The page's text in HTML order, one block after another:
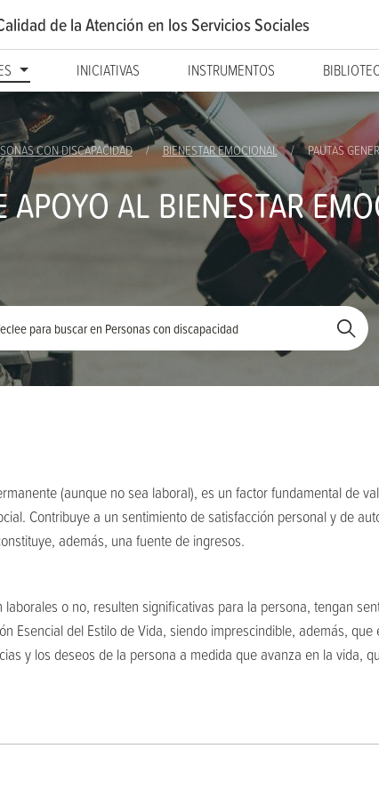
de la Atenciónen los Servicios Sociales
INICIATIVAS INSTRUMENTOS
CON DISCAPACIDAD BIENESTAR EMOCIONAL PAUTAS
APOYO AL BIENESTAR
Palabra
(aunque no sea laboral), es un factor fundamental de
Contribuye a un sentimiento de satisfacción personal y de
además, una fuente de ingresos.
o no, resulten significativas para la persona, tengan
Esencial del Estilo de Vida, siendo imprescindible, además,
y los deseos de la persona a medida que avanza en la vida,